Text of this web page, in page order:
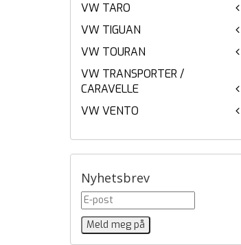
VW TARO
VW TIGUAN
VW TOURAN
VW TRANSPORTER /
CARAVELLE
VW VENTO
Nyhetsbrev